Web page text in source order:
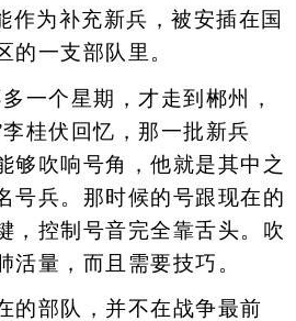
作为补充新兵，被安插在国
的一支部队里。
个星期，才走到郴州，
桂伏回忆，那一批新兵
够吹响号角，他就是其中之
号兵。那时候的号跟现在的
，控制号音完全靠舌头。吹
活量，而且需要技巧。
部队，并不在战争最前